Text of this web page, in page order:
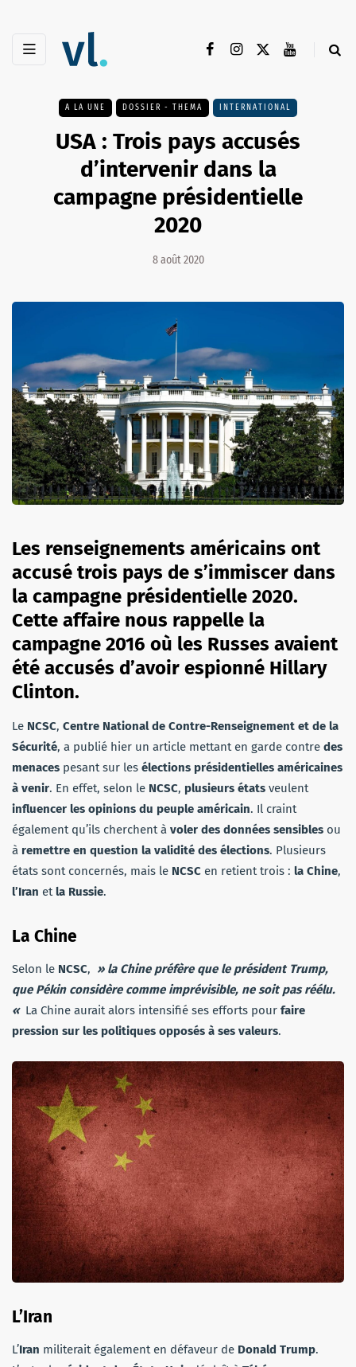
A LA UNE DOSSIER - THEMA INTERNATIONAL
USA : Trois pays accusés
d’intervenir dans la
campagne présidentielle
2020
8 août 2020
Les renseignements américains ont
accusé trois pays de s’immiscer dans
la campagne présidentielle 2020.
Cette affaire nous rappelle la
campagne 2016 où les Russes avaient
été accusés d’avoir espionné Hillary
Clinton.
Le NCSC, Centre National de Contre-Renseignement et de la
Sécurité, a publié hier un article mettant en garde contre des
menaces pesant sur les élections présidentielles américaines
à venir. En effet, selon le NCSC, plusieurs états veulent
influencer les opinions du peuple américain. Il craint
également qu’ils cherchent à voler des données sensibles ou
à remettre en question la validité des élections. Plusieurs
états sont concernés, mais le NCSC en retient trois : la Chine,
l’Iran etla Russie.
La Chine
Selon le NCSC, » la Chine préfère que le président Trump,
que Pékin considère comme imprévisible, ne soit pas réélu.
« La Chine aurait alors intensifié ses efforts pour faire
pression sur les politiques opposés à ses valeurs.
L’Iran
L’Iran militerait également en défaveur de Donald Trump.